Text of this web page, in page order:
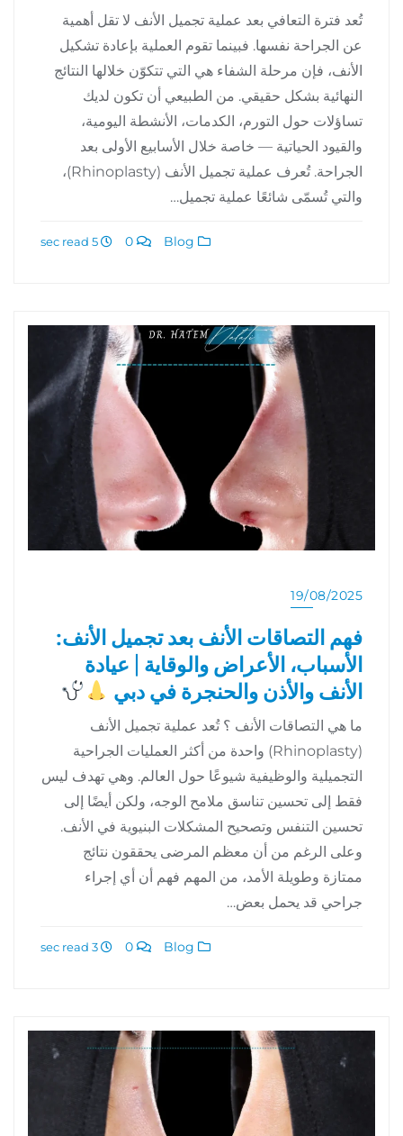
تُعد فترة التعافي بعد عملية تجميل الأنف لا تقل أهمية
عن الجراحة نفسها. فبينما تقوم العملية بإعادة تشكيل
الأنف، فإن مرحلة الشفاء هي التي تتكوّن خلالها النتائج
النهائية بشكل حقيقي. من الطبيعي أن تكون لديك
تساؤلات حول التورم، الكدمات، الأنشطة اليومية،
والقيود الحياتية — خاصة خلال الأسابيع الأولى بعد
الجراحة. تُعرف عملية تجميل الأنف (Rhinoplasty)،
والتي تُسمّى شائعًا عملية تجميل…
19/08/2025
فهم التصاقات الأنف بعد تجميل الأنف:
الأسباب، الأعراض والوقاية | عيادة
الأنف والأذن والحنجرة في دبي
ما هي التصاقات الأنف ؟ تُعد عملية تجميل الأنف
(Rhinoplasty) واحدة من أكثر العمليات الجراحية
التجميلية والوظيفية شيوعًا حول العالم. وهي تهدف ليس
فقط إلى تحسين تناسق ملامح الوجه، ولكن أيضًا إلى
تحسين التنفس وتصحيح المشكلات البنيوية في الأنف.
وعلى الرغم من أن معظم المرضى يحققون نتائج
ممتازة وطويلة الأمد، من المهم فهم أن أي إجراء
جراحي قد يحمل بعض…